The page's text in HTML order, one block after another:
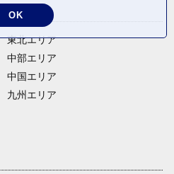
東北エリア
中部エリア
中国エリア
九州エリア
OK